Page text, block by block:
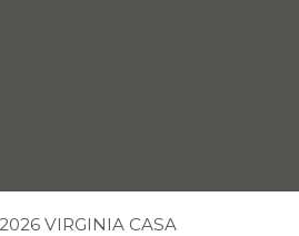
VIRGINIA CASA